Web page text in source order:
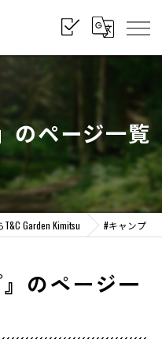
のページ一覧
Garden Kimitsu #キャンプ
のページ一